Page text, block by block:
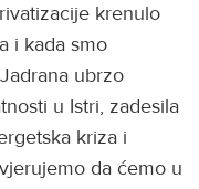
krenulo
i kada smo
ubrzo
u Istri, zadesila
kriza i
da ćemo u